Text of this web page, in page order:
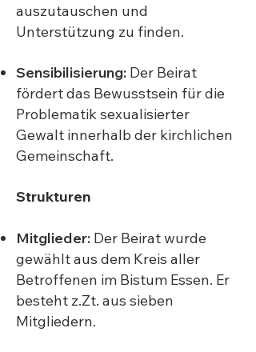
auszutauschen und
Unterstützung zu finden.
Sensibilisierung: Der Beirat
fördert das Bewusstsein für die
Problematik sexualisierter
Gewalt innerhalb der kirchlichen
Gemeinschaft.
Strukturen
Mitglieder: Der Beirat wurde
gewählt aus dem Kreis aller
Betroffenen im Bistum Essen. Er
besteht z.Zt. aus sieben
Mitgliedern.